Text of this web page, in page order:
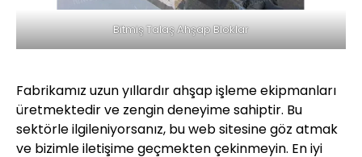
Bitmiş Talaş Ahşap Bloklar
Fabrikamız uzun yıllardır ahşap işleme ekipmanları
üretmektedir ve zengin deneyime sahiptir. Bu
sektörle ilgileniyorsanız, bu web sitesine göz atmak
ve bizimle iletişime geçmekten çekinmeyin. En iyi